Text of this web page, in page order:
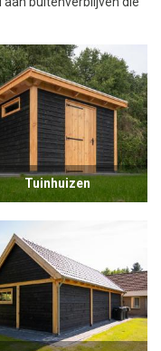
Tuinhuizen